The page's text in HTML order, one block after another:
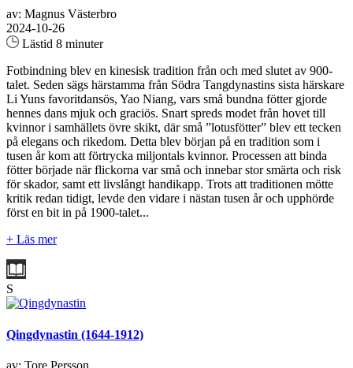
av: Magnus Västerbro
2024-10-26
Lästid 8 minuter
Fotbindning blev en kinesisk tradition från och med slutet av 900-
talet. Seden sägs härstamma från Södra Tangdynastins sista härskare
Li Yuns favoritdansös, Yao Niang, vars små bundna fötter gjorde
hennes dans mjuk och graciös. Snart spreds modet från hovet till
kvinnor i samhällets övre skikt, där små ”lotusfötter” blev ett tecken
på elegans och rikedom. Detta blev början på en tradition som i
tusen år kom att förtrycka miljontals kvinnor. Processen att binda
fötter började när flickorna var små och innebar stor smärta och risk
för skador, samt ett livslångt handikapp. Trots att traditionen mötte
kritik redan tidigt, levde den vidare i nästan tusen år och upphörde
först en bit in på 1900-talet...
+ Läs mer
S
Qingdynastin (1644-1912)
av: Tore Persson